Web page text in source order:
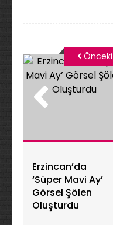
Erzincan’da
‘Süper Mavi Ay’
Görsel Şölen
Oluşturdu
Önceki